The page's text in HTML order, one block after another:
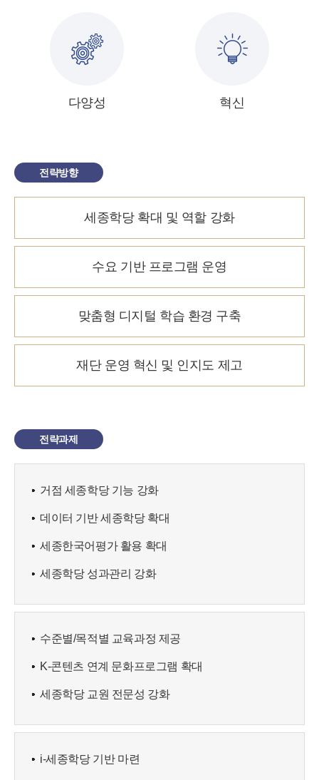
다양성 혁신
전략방향
세종학당 확대 및 역할 강화
수요 기반 프로그램 운영
맞춤형 디지털 학습 환경 구축
재단 운영 혁신 및 인지도 제고
전략과제
거점 세종학당 기능 강화
데이터 기반 세종학당 확대
세종한국어평가 활용 확대
세종학당 성과관리 강화
수준별/목적별 교육과정 제공
K-콘텐츠 연계 문화프로그램 확대
세종학당 교원 전문성 강화
i-세종학당 기반 마련